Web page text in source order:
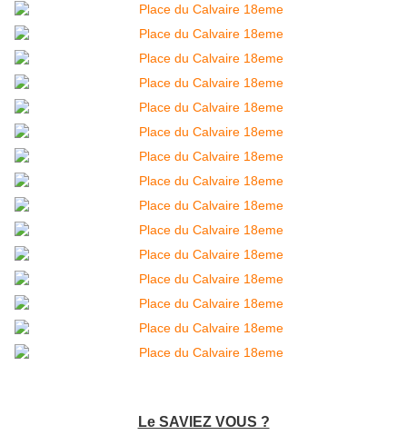
Le SAVIEZ VOUS ?